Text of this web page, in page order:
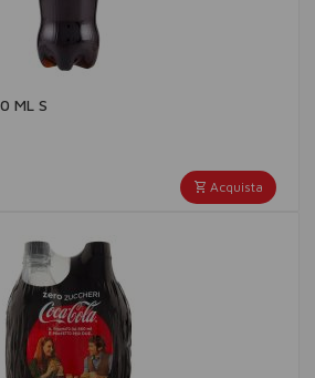
ML S
Acquista